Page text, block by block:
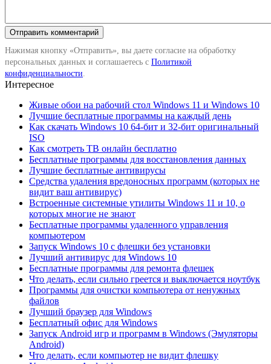
Нажимая кнопку «Отправить», вы даете согласие на обработку
персональных данных и соглашаетесь с Политикой
конфиденциальности.
Интересное
Живые обои на рабочий стол Windows 11 и Windows 10
Лучшие бесплатные программы на каждый день
Как скачать Windows 10 64-бит и 32-бит оригинальный
ISO
Как смотреть ТВ онлайн бесплатно
Бесплатные программы для восстановления данных
Лучшие бесплатные антивирусы
Средства удаления вредоносных программ (которых не
видит ваш антивирус)
Встроенные системные утилиты Windows 11 и 10, о
которых многие не знают
Бесплатные программы удаленного управления
компьютером
Запуск Windows 10 с флешки без установки
Лучший антивирус для Windows 10
Бесплатные программы для ремонта флешек
Что делать, если сильно греется и выключается ноутбук
Программы для очистки компьютера от ненужных
файлов
Лучший браузер для Windows
Бесплатный офис для Windows
Запуск Android игр и программ в Windows (Эмуляторы
Android)
Что делать, если компьютер не видит флешку